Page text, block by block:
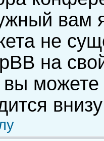
вам
не
на
можете